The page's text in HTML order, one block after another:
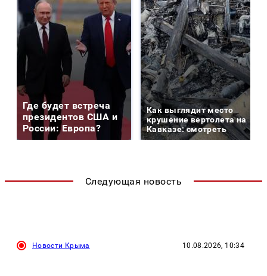
Где будет встреча
президентов США и
России: Европа?
Как выглядит место
крушение вертолета на
Кавказе: смотреть
Следующая новость
Новости Крыма 10.08.2026, 10:34